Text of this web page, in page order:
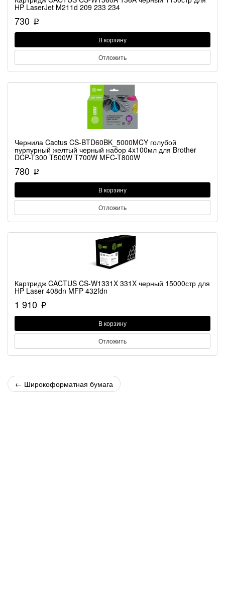
HP LaserJet M211d 209 233 234
730 p
В корзину
Отложить
Чернила Cactus CS-BTD60BK_5000MCY голубой
пурпурный желтый черный набор 4x100мл для Brother
DCP-T300 T500W T700W MFC-T800W
780 p
В корзину
Отложить
Картридж CACTUS CS-W1331X 331X черный 15000стр для
HP Laser 408dn MFP 432fdn
1 910 p
В корзину
Отложить
← Широкоформатная бумага